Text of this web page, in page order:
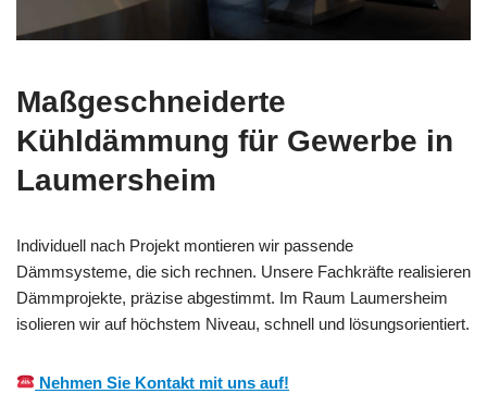
Maßgeschneiderte
Kühldämmung für Gewerbe in
Laumersheim
Individuell nach Projekt montieren wir passende
Dämmsysteme, die sich rechnen. Unsere Fachkräfte realisieren
Dämmprojekte, präzise abgestimmt. Im Raum Laumersheim
isolieren wir auf höchstem Niveau, schnell und lösungsorientiert.
Nehmen Sie Kontakt mit uns auf!